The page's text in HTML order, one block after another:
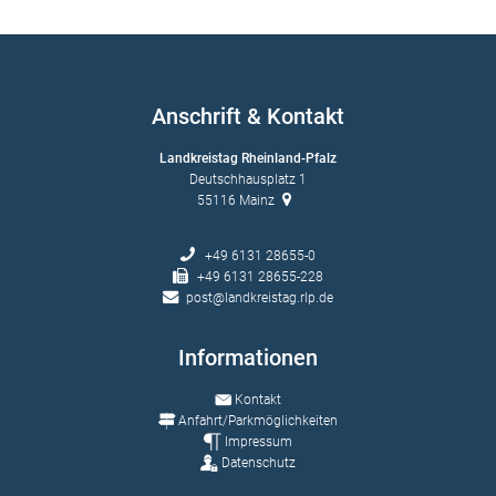
Anschrift & Kontakt
Landkreistag Rheinland-Pfalz
Deutschhausplatz 1
55116 Mainz
+49 6131 28655-0
+49 6131 28655-228
post@landkreistag.rlp.de
Informationen
Kontakt
Anfahrt/Parkmöglichkeiten
Impressum
Datenschutz